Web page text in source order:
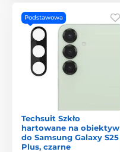
Podstawowa
Techsuit Szkło
hartowane na obiektyw
do Samsung Galaxy S25
Plus, czarne